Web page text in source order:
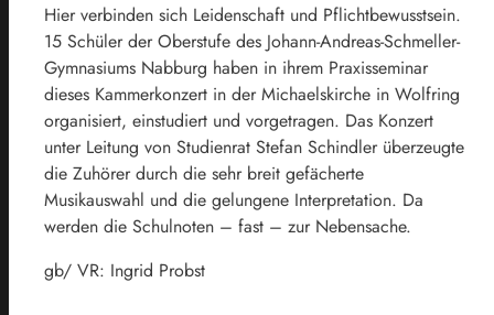
Hier verbinden sich Leidenschaft und Pflichtbewusstsein.
15 Schüler der Oberstufe des Johann-Andreas-Schmeller-
Gymnasiums Nabburg haben in ihrem Praxisseminar
dieses Kammerkonzert in der Michaelskirche in Wolfring
organisiert, einstudiert und vorgetragen. Das Konzert
unter Leitung von Studienrat Stefan Schindler überzeugte
die Zuhörer durch die sehr breit gefächerte
Musikauswahl und die gelungene Interpretation. Da
werden die Schulnoten – fast – zur Nebensache.
gb/ VR: Ingrid Probst